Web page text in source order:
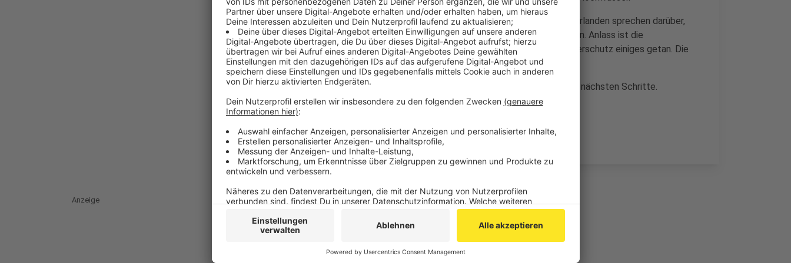
NRW-Umweltminister Oliver Krischer und Vertreter aus den Niederlanden sprechen darüber,
wie beide Länder in Zukunft noch enger zusammenarbeiten können. Anlass ist die
Flutkatastrophe vor fünf Jahren. Seitdem wurde beim Hochwasserschutz einiges getan. Die
RWTH forscht unter anderem an Flussdeichen.
Ab 9:30 Uhr ziehen die Teilnehmer eine Bilanz und schauen auf die nächsten Schritte.
Anzeige